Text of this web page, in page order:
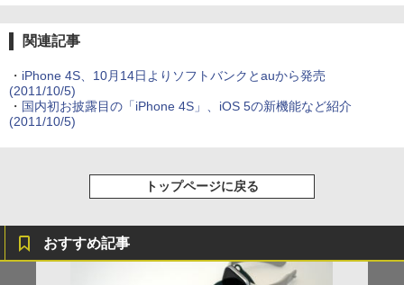
関連記事
・ iPhone 4S、10月14日よりソフトバンクとauから発売
(2011/10/5)
・ 国内初お披露目の「iPhone 4S」、iOS 5の新機能など紹介
(2011/10/5)
トップページに戻る
おすすめ記事